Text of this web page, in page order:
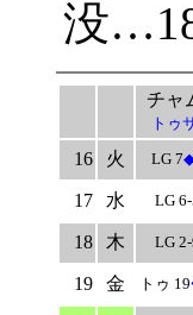
没
チャ
トゥ
16 火 LG 7
17 水 LG
18 木 LG
19 金 トゥ 19